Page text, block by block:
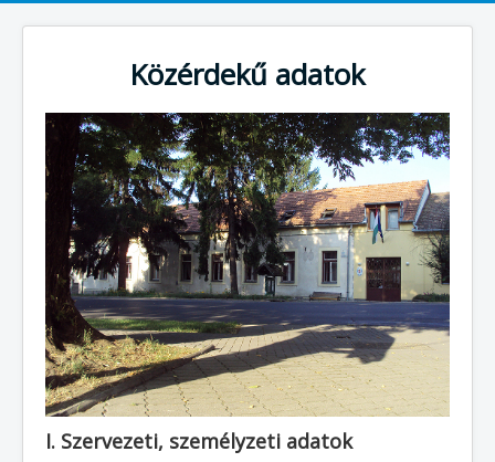
Közérdekű adatok
I. Szervezeti, személyzeti adatok